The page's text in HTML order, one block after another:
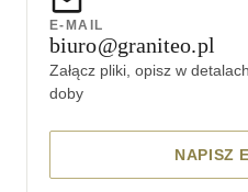
E-MAIL
biuro@graniteo.pl
Załącz pliki, opisz w
doby
NAPISZ